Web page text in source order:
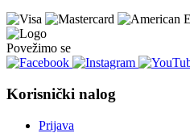
Povežimo se
Korisnički nalog
Prijava